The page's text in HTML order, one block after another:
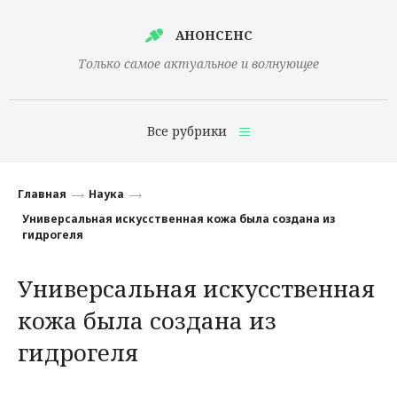
АНОНСЕНС
Только самое актуальное и волнующее
Все рубрики
Финансы
Наука
Культура
Общество
Главная
Наука
Универсальная искусственная кожа была создана из
гидрогеля
Универсальная искусственная
кожа была создана из
гидрогеля